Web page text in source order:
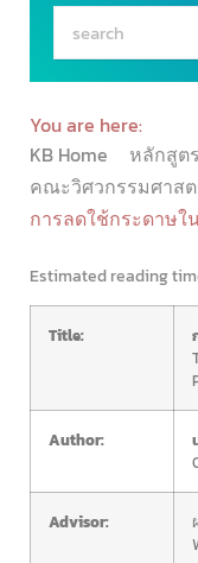
You are here:
KB Home
หลักสูต
คณะวิศวกรรมศาส
การลดใช้กระดาษ
Estimated reading
Title:
Author:
Advisor: